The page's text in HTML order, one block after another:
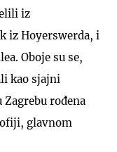
iz
iz Hoyerswerda, i
Oboje su se,
kao sjajni
Zagrebu rođena
glavnom